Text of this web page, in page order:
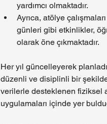
yardımcı olmaktadır.
Ayrıca, atölye
günleri gibi etkinlikler,
olarak öne çıkmaktadır.
Her yıl güncelleyerek
düzenli ve disiplinli bir
verilerle desteklenen fiziksel
uygulamaları içinde yer